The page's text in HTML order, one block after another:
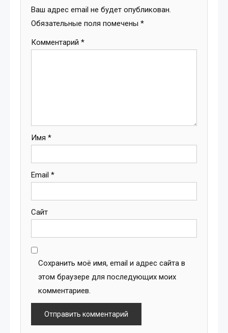
Ваш адрес email не будет опубликован.
Обязательные поля помечены *
Комментарий *
Имя *
Email *
Сайт
Сохранить моё имя, email и адрес сайта в
этом браузере для последующих моих
комментариев.